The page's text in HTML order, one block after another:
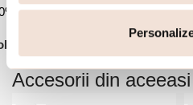
Accesorii din